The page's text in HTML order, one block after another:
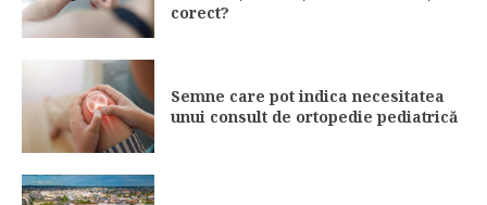
corect?
Semne care pot indica necesitatea
unui consult de ortopedie pediatrică